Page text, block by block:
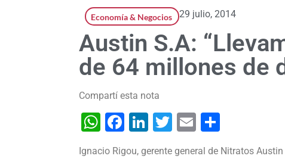
Economía & Negocios 29 julio, 2014
Austin S.A:
de 64 millones de
Compartí esta nota
WhatsApp
Facebook
LinkedIn
Twitter
Email
Ignacio Rigou, gerente general de Nitratos